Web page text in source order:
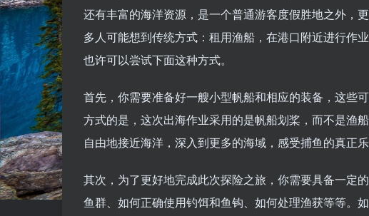
还有丰富的海洋资源，是一个普通游客度假胜地之外，
多人可能想到传统方式：租用渔船，在港口附近进行作
也许可以尝试下面这种方式。
首先，你需要准备好一艘小型帆船和相应的装备，这些
方式的是，这次出海作业采用的是帆船划桨，而不是渔
自由地接近海洋，深入到更多的海域，感受捕鱼的真正乐
其次，为了更好地完成此次探险之旅，你需要具备一定
鱼群、如何正确使用钓饵和鱼钩、如何处理渔获等等。